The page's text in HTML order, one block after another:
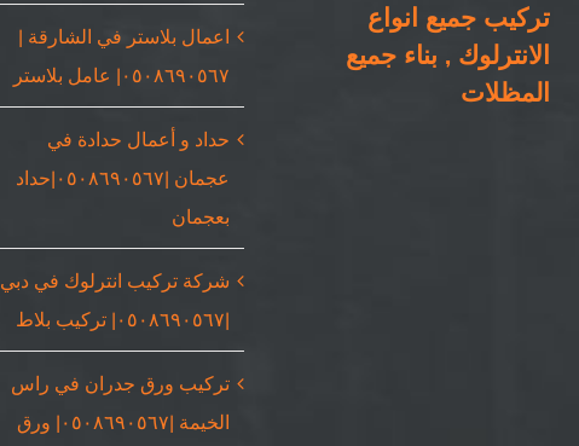
تركيب جميع انواع
الانترلوك , بناء جميع
المظلات
اعمال بلاستر في الشارقة |
٠٥٠٨٦٩٠٥٦٧| عامل بلاستر
حداد و أعمال حدادة في
عجمان |٠٥٠٨٦٩٠٥٦٧|حداد
بعجمان
شركة تركيب انترلوك في دبي
|٠٥٠٨٦٩٠٥٦٧| تركيب بلاط
تركيب ورق جدران في راس
الخيمة |٠٥٠٨٦٩٠٥٦٧| ورق